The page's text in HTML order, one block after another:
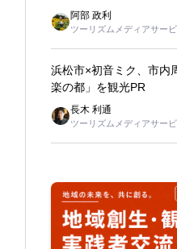
阿部 政利
ツーリズムメディアサービ
浜松市×初音ミク、市
楽の都」を観光PR
長木 利通
ツーリズムメディアサービ